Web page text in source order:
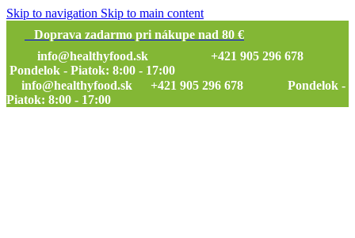
Skip to navigation Skip to main content
Doprava zadarmo pri nákupe nad 80 €
info@healthyfood.sk
+421 905 296 678
Pondelok - Piatok: 8:00 - 17:00
info@healthyfood.sk
+421 905 296 678 Pondelok -
Piatok: 8:00 - 17:00